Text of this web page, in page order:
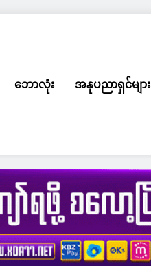
ဘောလုံး အနုပညာရှင်များ